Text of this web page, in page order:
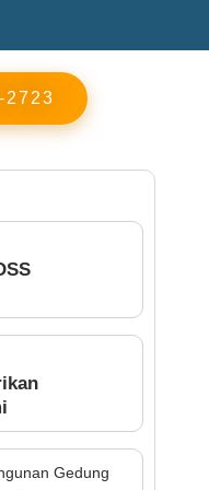
2723
Gedung